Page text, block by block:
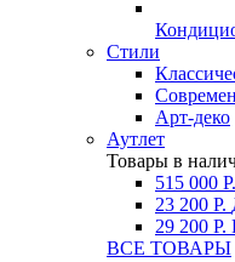
Стили
Арт-деко
Аутлет
Товары в
515 000 Р.
23 200 Р.
29 200 Р.
ВСЕ ТОВАРЫ